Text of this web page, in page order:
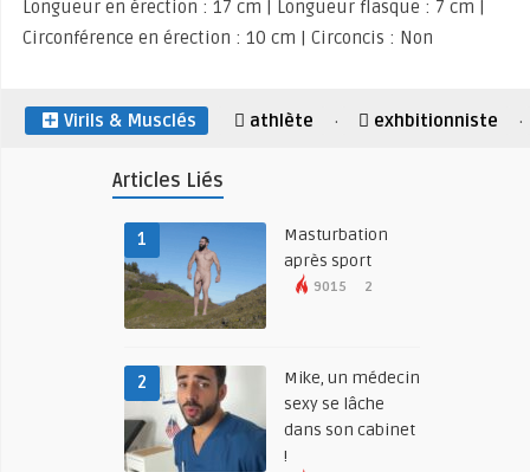
Longueur en érection : 17 cm | Longueur flasque : 7 cm |
Circonférence en érection : 10 cm | Circoncis : Non
Virils & Musclés athlète · exhbitionniste ·
Articles Liés
1
Masturbation
après sport
9015 2
2
Mike, un médecin
sexy se lâche
dans son cabinet
!